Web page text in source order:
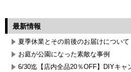
最新情報
夏季休業とその前後のお届けについて
お庭が公園になった素敵な事例
6/30迄【店内全品20％OFF】DIYキャ